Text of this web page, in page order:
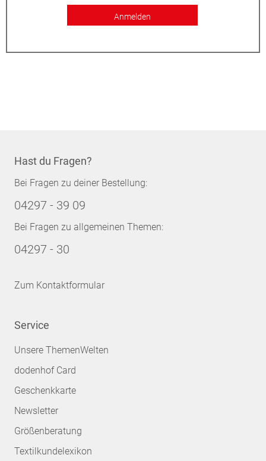
Anmelden
Hast du Fragen?
Bei Fragen zu deiner Bestellung:
04297 - 39 09
Bei Fragen zu allgemeinen Themen:
04297 - 30
Zum Kontaktformular
Service
Unsere ThemenWelten
dodenhof Card
Geschenkkarte
Newsletter
Größenberatung
Textilkundelexikon